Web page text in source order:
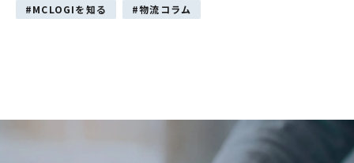
MCLOGIを知る 物流コラム